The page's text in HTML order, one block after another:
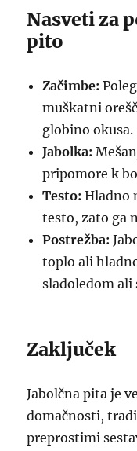
Nasveti za
pito
Začimbe:
muškatni
globino okusa.
Jabolka:
pripomore k
Testo: Hladno
testo, zato ga
Postrežba:
toplo ali
sladoledom ali
Zaključek
Jabolčna pita je
domačnosti,
preprostimi